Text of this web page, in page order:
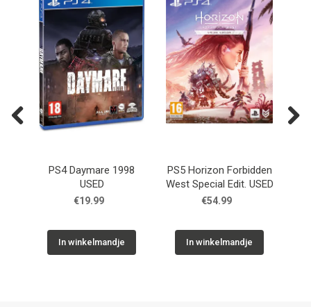
PS4 Daymare 1998
USED
€19.99
In winkelmandje
PS5 Horizon Forbidden
West Special Edit. USED
€54.99
In winkelmandje
Previous